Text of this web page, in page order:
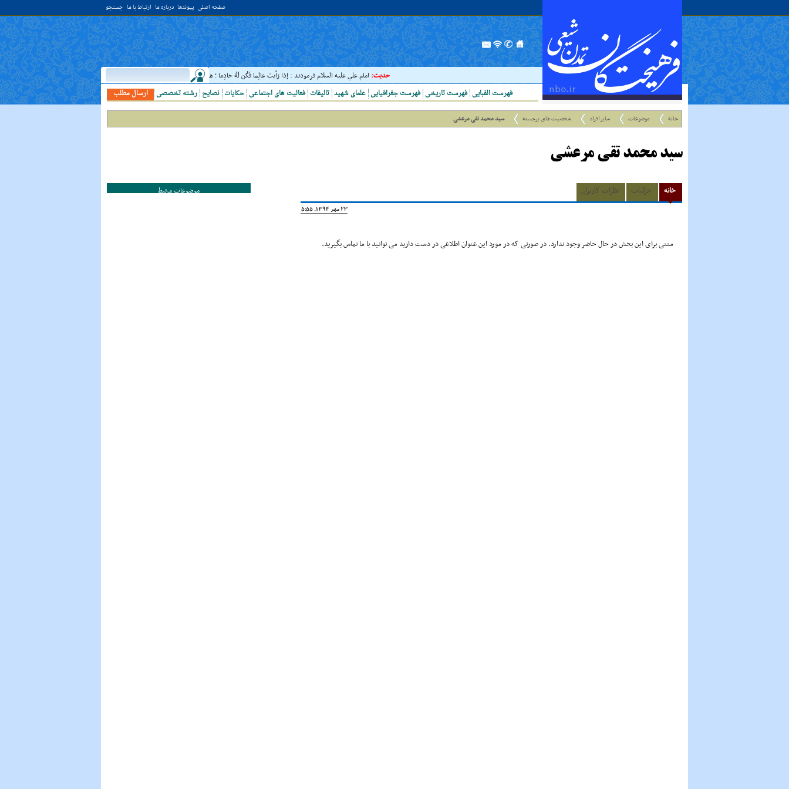
صفحه اصلی پیوندها درباره ما ارتباط با ما جستجو
حدیث:امام علي عليه السلام فرمودند : إذا رَأيتَ عالِما فَکُن لَهُ خادِما ؛ هرگاه دانشمندى ديدى، به او خدمت کن. ( غررالحکم ح ۴۰۴۴ ) حدیث:
ارسال مطلب
رشته تخصصی نصایح حکایات فعالیت های اجتماعی تالیفات علمای شهید فهرست جغرافیایی فهرست تاریخی فهرست الفبایی
خانه موضوعات سایر افراد شخصیت های برجسته سید محمد تقی مرعشی
سید محمد تقی مرعشی
خانه جزئیات نظرات کاربران
23 مهر 1394, 15:55
متنی برای این بخش در حال حاضر وجود ندارد. در صورتی که در مورد این عنوان اطلاعی در دست دارید می توانید با ما تماس بگیرید.
موضوعات مرتبط